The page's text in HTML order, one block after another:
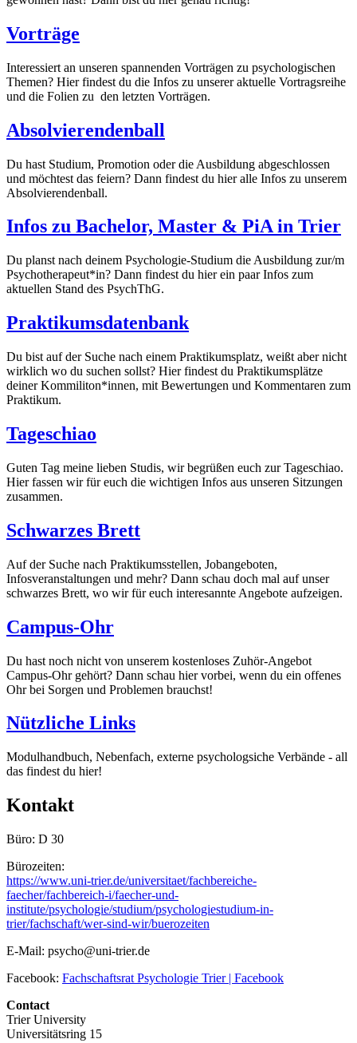
Vorträge
Interessiert an unseren spannenden Vorträgen zu psychologischen
Themen? Hier findest du die Infos zu unserer aktuelle Vortragsreihe
und die Folien zu den letzten Vorträgen.
Absolvierendenball
Du hast Studium, Promotion oder die Ausbildung abgeschlossen
und möchtest das feiern? Dann findest du hier alle Infos zu unserem
Absolvierendenball.
Infos zu Bachelor, Master & PiA in Trier
Du planst nach deinem Psychologie-Studium die Ausbildung zur/m
Psychotherapeut*in? Dann findest du hier ein paar Infos zum
aktuellen Stand des PsychThG.
Praktikumsdatenbank
Du bist auf der Suche nach einem Praktikumsplatz, weißt aber nicht
wirklich wo du suchen sollst? Hier findest du Praktikumsplätze
deiner Kommiliton*innen, mit Bewertungen und Kommentaren zum
Praktikum.
Tageschiao
Guten Tag meine lieben Studis, wir begrüßen euch zur Tageschiao.
Hier fassen wir für euch die wichtigen Infos aus unseren Sitzungen
zusammen.
Schwarzes Brett
Auf der Suche nach Praktikumsstellen, Jobangeboten,
Infosveranstaltungen und mehr? Dann schau doch mal auf unser
schwarzes Brett, wo wir für euch interesannte Angebote aufzeigen.
Campus-Ohr
Du hast noch nicht von unserem kostenloses Zuhör-Angebot
Campus-Ohr gehört? Dann schau hier vorbei, wenn du ein offenes
Ohr bei Sorgen und Problemen brauchst!
Nützliche Links
Modulhandbuch, Nebenfach, externe psychologsiche Verbände - all
das findest du hier!
Kontakt
Büro: D 30
Bürozeiten:
https://www.uni-trier.de/universitaet/fachbereiche-
faecher/fachbereich-i/faecher-und-
institute/psychologie/studium/psychologiestudium-in-
trier/fachschaft/wer-sind-wir/buerozeiten
E-Mail: psycho@uni-trier.de
Facebook: Fachschaftsrat Psychologie Trier | Facebook
Contact
Trier University
Universitätsring 15